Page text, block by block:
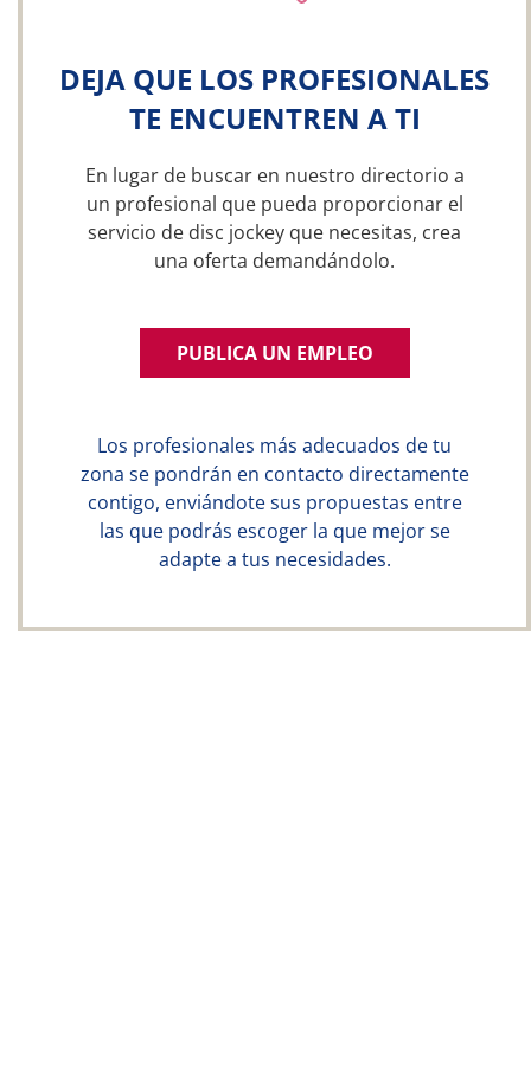
DEJA QUE LOS PROFESIONALES
TE ENCUENTREN A TI
En lugar de buscar en nuestro directorio a
un profesional que pueda proporcionar el
servicio de disc jockey que necesitas, crea
una oferta demandándolo.
PUBLICA UN EMPLEO
Los profesionales más adecuados de tu
zona se pondrán en contacto directamente
contigo, enviándote sus propuestas entre
las que podrás escoger la que mejor se
adapte a tus necesidades.